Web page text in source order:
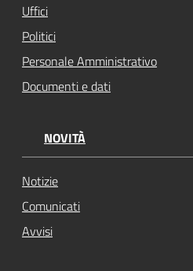
Uffici
Politici
Personale Amministrativo
Documenti e dati
NOVITÀ
Notizie
Comunicati
Avvisi